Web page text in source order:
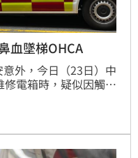
血墜梯OHCA
外，今日（23日）中
電箱時，疑似因觸電
，在送醫途中恢復心